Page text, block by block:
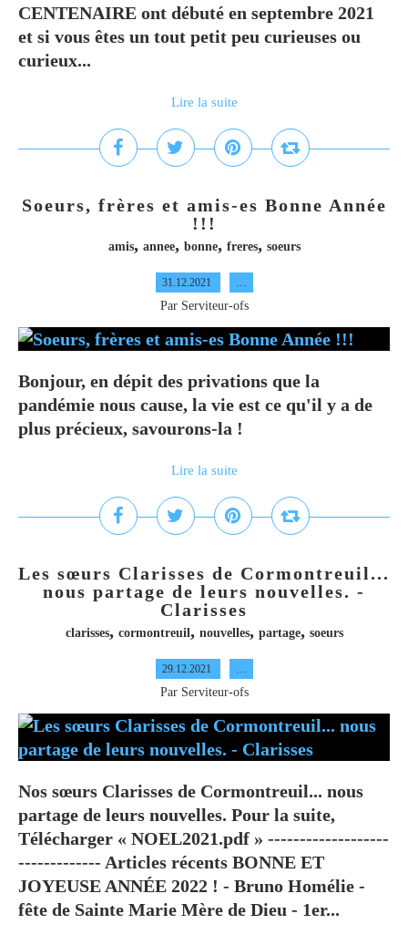
CENTENAIRE ont débuté en septembre 2021
et si vous êtes un tout petit peu curieuses ou
curieux...
Lire la suite
Soeurs, frères et amis-es Bonne Année
!!!
amis, annee, bonne, freres, soeurs
31.12.2021 …
Par Serviteur-ofs
Bonjour, en dépit des privations que la
pandémie nous cause, la vie est ce qu'il y a de
plus précieux, savourons-la !
Lire la suite
Les sœurs Clarisses de Cormontreuil...
nous partage de leurs nouvelles. -
Clarisses
clarisses, cormontreuil, nouvelles, partage, soeurs
29.12.2021 …
Par Serviteur-ofs
Nos sœurs Clarisses de Cormontreuil... nous
partage de leurs nouvelles. Pour la suite,
Télécharger « NOEL2021.pdf » -------------------
------------- Articles récents BONNE ET
JOYEUSE ANNÉE 2022 ! - Bruno Homélie -
fête de Sainte Marie Mère de Dieu - 1er...